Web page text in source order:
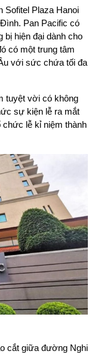
Sofitel Plaza Hanoi
Pan Pacific có
bị hiện đại dành cho
có một trung tâm
với sức chứa tối đa
tuyệt vời có không
sự kiện lễ ra mắt
lễ kỉ niệm thành
cắt giữa đường Nghi